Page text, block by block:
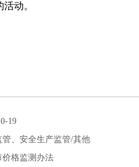
动。
19
管、安全生产监管/其他
价格监测办法